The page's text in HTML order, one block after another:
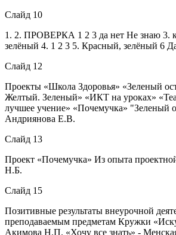
Слайд 10
1. 2. ПРОВЕРКА 1 2 3 да нет Не знаю 3.
зелёный 4. 1 2 3 5. Красный, зелёный 6
Слайд 12
Проекты «Школа Здоровья» «Зеленый
Желтый. Зеленый» «ИКТ на уроках»
лучшее учение» «Почемучка» "Зеленый
Андриянова Е.В.
Слайд 13
Проект «Почемучка» Из опыта
Н.Б.
Слайд 15
Позитивные результаты внеурочной
преподаваемым предметам Кружки
Акимова Н.П. «Хочу все знать» -